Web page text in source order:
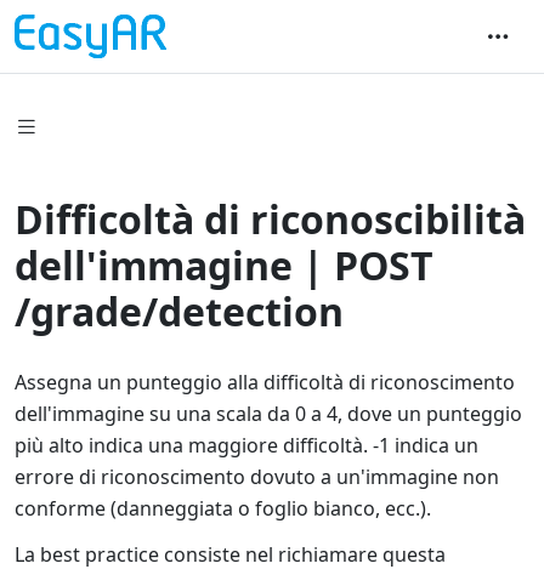
Difficoltà di riconoscibilità
dell'immagine | POST
/grade/detection
Assegna un punteggio alla difficoltà di riconoscimento
dell'immagine su una scala da 0 a 4, dove un punteggio
più alto indica una maggiore difficoltà. -1 indica un
errore di riconoscimento dovuto a un'immagine non
conforme (danneggiata o foglio bianco, ecc.).
La best practice consiste nel richiamare questa